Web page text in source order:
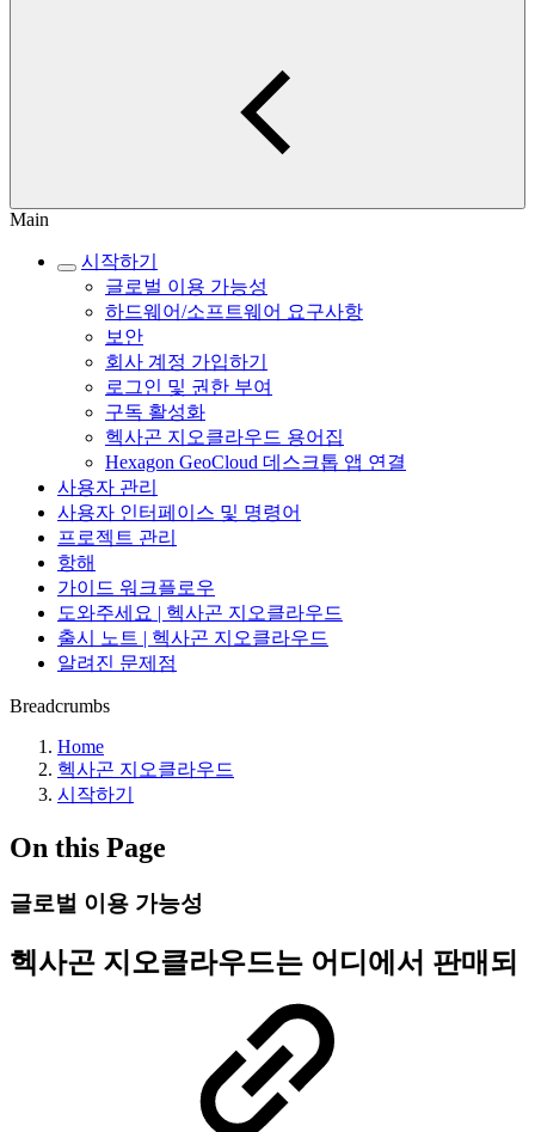
Main
시작하기
글로벌 이용 가능성
하드웨어/소프트웨어 요구사항
보안
회사 계정 가입하기
로그인 및 권한 부여
구독 활성화
헥사곤 지오클라우드 용어집
Hexagon GeoCloud 데스크톱 앱 연결
사용자 관리
사용자 인터페이스 및 명령어
프로젝트 관리
항해
가이드 워크플로우
도와주세요 | 헥사곤 지오클라우드
출시 노트 | 헥사곤 지오클라우드
알려진 문제점
Breadcrumbs
Home
헥사곤 지오클라우드
시작하기
On this Page
글로벌 이용 가능성
헥사곤 지오클라우드는 어디에서 판매되